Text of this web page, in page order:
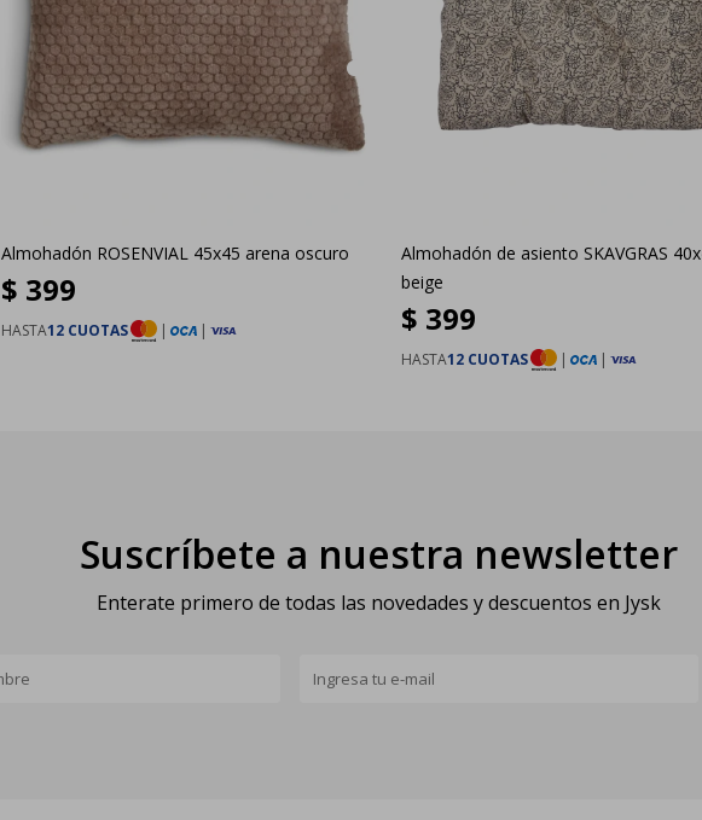
Almohadón ROSENVIAL 45x45 arena oscuro
$ 399
HASTA12 CUOTAS | |
Almohadón de asiento SKAVGRAS
beige
$ 399
HASTA12 CUOTAS | |
Suscríbete a nuestra newsletter
Enterate primero de todas las novedades y descuentos en Jysk